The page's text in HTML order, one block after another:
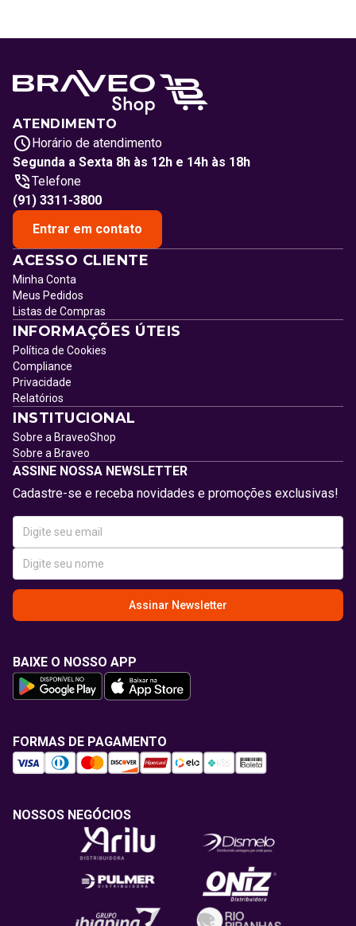
ATENDIMENTO
Horário de atendimento
Segunda a Sexta 8h às 12h e 14h às 18h
Telefone
(91) 3311-3800
Entrar em contato
ACESSO CLIENTE
Minha Conta
Meus Pedidos
Listas de Compras
INFORMAÇÕES ÚTEIS
Política de Cookies
Compliance
Privacidade
Relatórios
INSTITUCIONAL
Sobre a BraveoShop
Sobre a Braveo
ASSINE NOSSA NEWSLETTER
Cadastre-se e receba novidades e promoções exclusivas!
Assinar Newsletter
BAIXE O NOSSO APP
FORMAS DE PAGAMENTO
NOSSOS NEGÓCIOS